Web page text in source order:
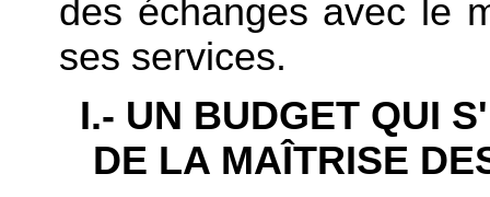
des échanges avec le
ses services.
I.- UN BUDGET QUI
DE LA MAÎTRISE